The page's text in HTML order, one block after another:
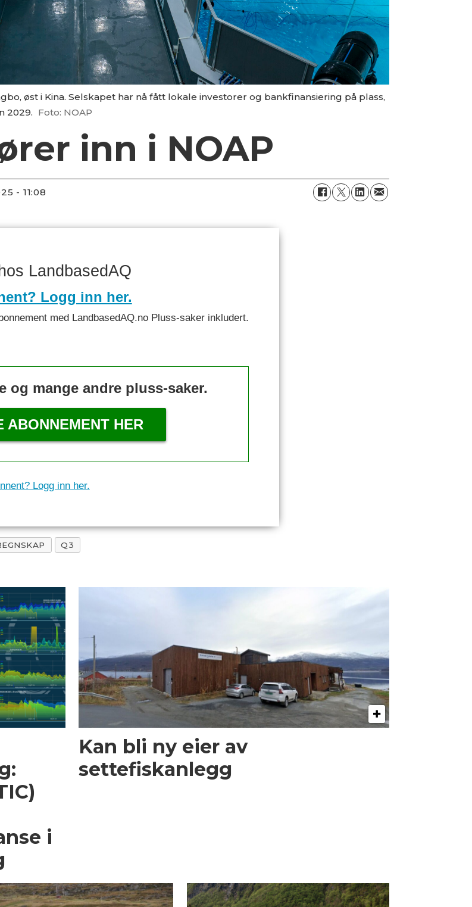
øst i Kina. Selskapet har nå fått lokale investorer og bankfinansiering på plass,
2029. Foto: NOAP
inn i NOAP
- 11:08
LandbasedAQ
Logg inn her.
med LandbasedAQ.no Pluss-saker inkludert.
og mange andre pluss-saker.
ABONNEMENT HER
Logg inn her.
Q3
i
Kan bli ny eier av
settefiskanlegg